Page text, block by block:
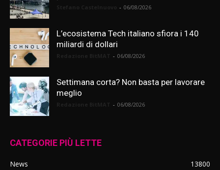
- 06/08/2026
L’ecosistema Tech italiano sfiora i 140
miliardi di dollari
- 06/08/2026
Settimana corta? Non basta per lavorare
meglio
- 06/08/2026
CATEGORIE PIÙ LETTE
News
13800